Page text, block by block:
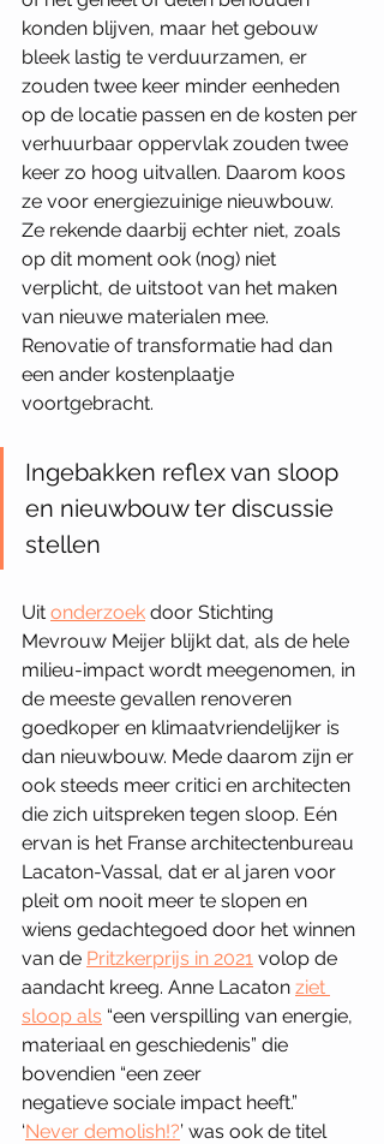
konden blijven, maar het gebouw
bleek lastig te verduurzamen, er
zouden twee keer minder eenheden
op de locatie passen en de kosten per
verhuurbaar oppervlak zouden twee
keer zo hoog uitvallen. Daarom koos
ze voor energiezuinige nieuwbouw.
Ze rekende daarbij echter niet, zoals
op dit moment ook (nog) niet
verplicht, de uitstoot van het maken
van nieuwe materialen mee.
Renovatie of transformatie had dan
een ander kostenplaatje
voortgebracht.
Ingebakken reflex van sloop
en nieuwbouw ter discussie
stellen
Uit onderzoek door Stichting
Mevrouw Meijer blijkt dat, als de hele
milieu-impact wordt meegenomen, in
de meeste gevallen renoveren
goedkoper en klimaatvriendelijker is
dan nieuwbouw. Mede daarom zijn er
ook steeds meer critici en architecten
die zich uitspreken tegen sloop. Eén
ervan is het Franse architectenbureau
Lacaton-Vassal, dat er al jaren voor
pleit om nooit meer te slopen en
wiens gedachtegoed door het winnen
van de Pritzkerprijs in 2021 volop de
aandacht kreeg. Anne Lacaton ziet
sloop als “een verspilling van energie,
materiaal en geschiedenis” die
bovendien “een zeer
negatieve sociale impact heeft.”
‘Never demolish!?’ was ook de titel